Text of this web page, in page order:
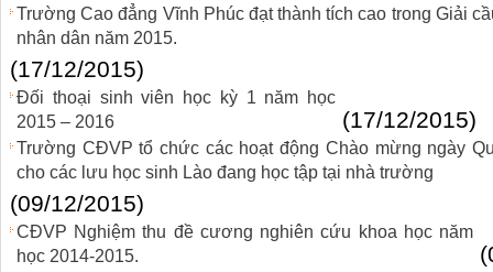
Trường Cao đẳng Vĩnh Phúc đạt thành tích cao trong Giải
nhân dân năm 2015.
(17/12/2015)
Đối thoại sinh viên học kỳ 1 năm học
2015 – 2016
(17/12/2015)
Trường CĐVP tổ chức các hoạt động Chào mừng ngày
cho các lưu học sinh Lào đang học tập tại nhà trường
(09/12/2015)
CĐVP Nghiệm thu đề cương nghiên cứu khoa học năm
học 2014-2015.